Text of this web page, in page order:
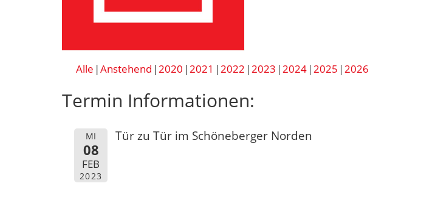
Alle Anstehend 2020 2021 2022 2023 2024 2025 2026
Termin Informationen:
MI
08
FEB
2023
Tür zu Tür im Schöneberger Norden